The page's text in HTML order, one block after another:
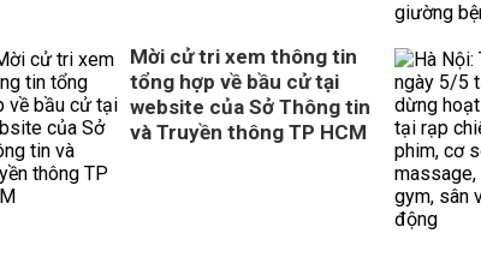
Mời cử tri xem thông tin
tổng hợp về bầu cử tại
website của Sở Thông tin
và Truyền thông TP HCM